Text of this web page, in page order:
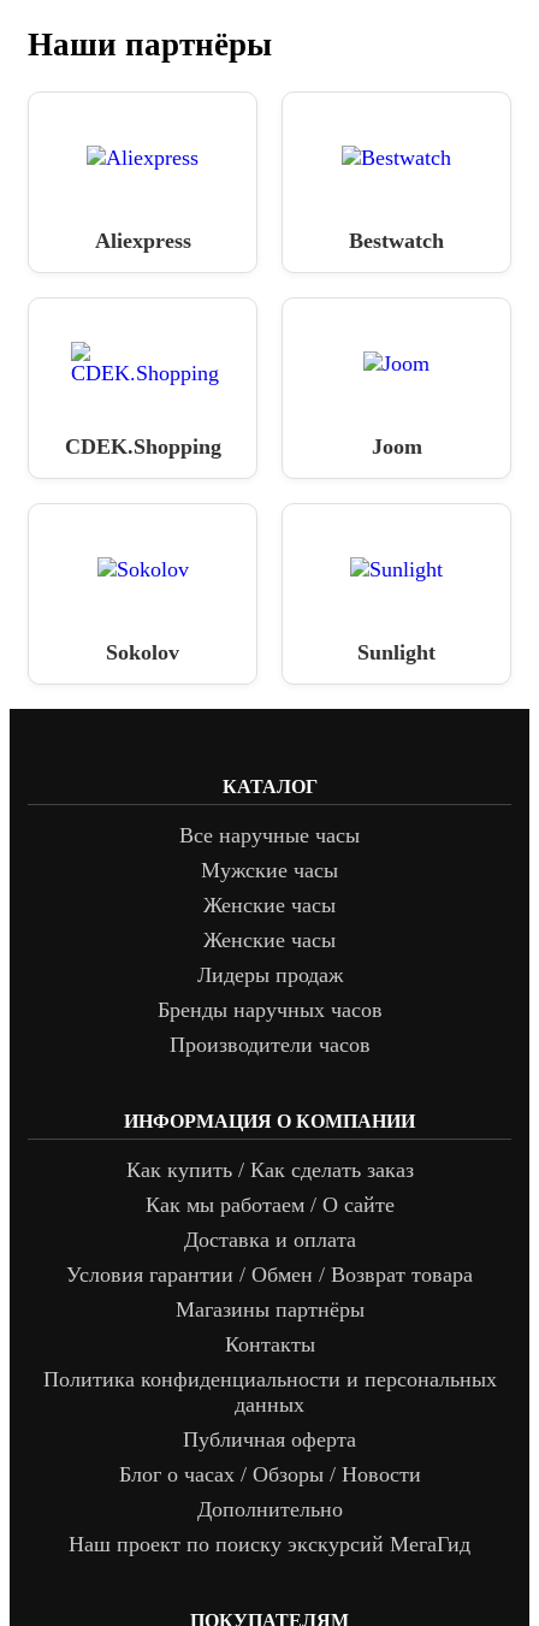
Наши партнёры
Aliexpress Bestwatch
CDEK.Shopping Joom
Sokolov Sunlight
КАТАЛОГ
Все наручные часы
Мужские часы
Женские часы
Женские часы
Лидеры продаж
Бренды наручных часов
Производители часов
ИНФОРМАЦИЯ О КОМПАНИИ
Как купить / Как сделать заказ
Как мы работаем / О сайте
Доставка и оплата
Условия гарантии / Обмен / Возврат товара
Магазины партнёры
Контакты
Политика конфиденциальности и персональных
данных
Публичная оферта
Блог о часах / Обзоры / Новости
Дополнительно
Наш проект по поиску экскурсий МегаГид
ПОКУПАТЕЛЯМ